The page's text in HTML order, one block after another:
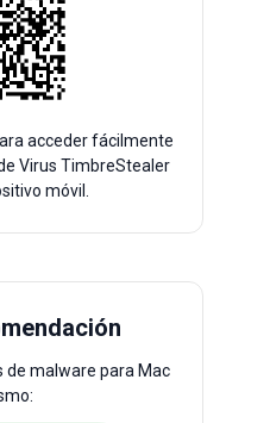
acceder fácilmente
Virus TimbreStealer
móvil.
de malware para Mac